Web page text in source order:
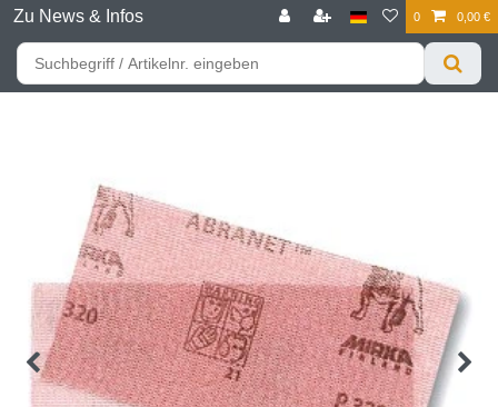
Zu News & Infos 0 0,00 €
Für bessere Preise HIER registrieren!